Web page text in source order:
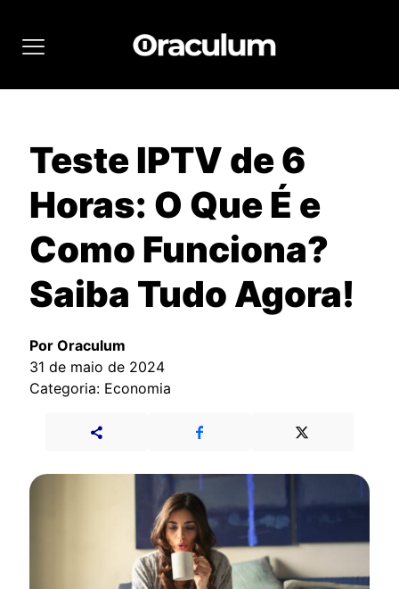
Teste IPTV de 6
Horas: O Que É e
Como Funciona?
Saiba Tudo Agora!
Por Oraculum
31 de maio de 2024
Categoria: Economia